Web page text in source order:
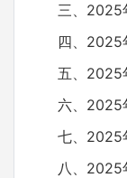
三、2025年
四、2025年
五、2025年
六、2025年
七、2025年
八、2025年